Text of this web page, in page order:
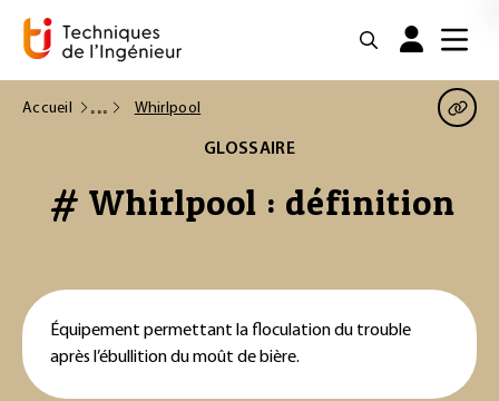
Accueil Whirlpool
GLOSSAIRE
# Whirlpool : définition
Équipement permettant la floculation du trouble
après l’ébullition du moût de bière.